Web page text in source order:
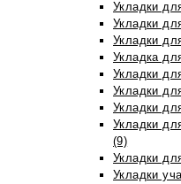
Укладки
Укладки
Укладки
Укладка
Укладки
Укладки
Укладки
Укладки
(9)
Укладки
Укладки